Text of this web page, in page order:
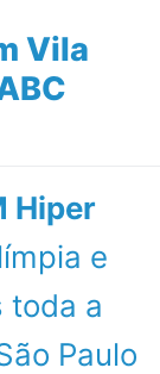
Vila
Hiper
e
toda a
Paulo